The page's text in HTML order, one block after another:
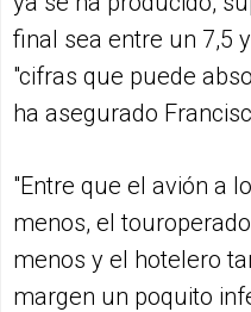
final sea entre un 7,5
"cifras que puede
ha asegurado
"Entre que el avión a
menos, el
menos y el hotelero
margen un poquito